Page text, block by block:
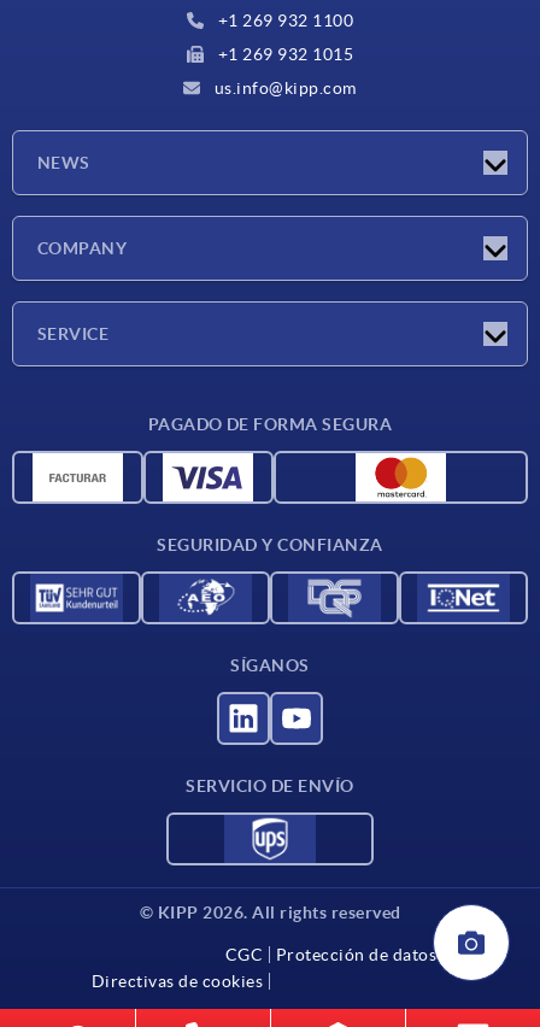
+1 269 932 1100
+1 269 932 1015
us.info@kipp.com
NEWS
COMPANY
SERVICE
Materiales
PAGADO DE FORMA SEGURA
SEGURIDAD Y CONFIANZA
SÍGANOS
SERVICIO DE ENVÍO
© KIPP 2026. All rights reserved
CGC
Protección de datos
Directivas de cookies